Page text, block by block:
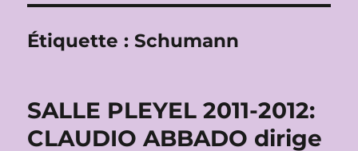
Étiquette :Schumann
SALLE PLEYEL 2011-2012:
CLAUDIO ABBADO dirige